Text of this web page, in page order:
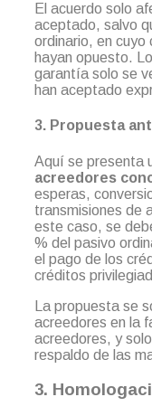
El acuerdo solo
aceptado, salvo
ordinario, en cuyo
hayan opuesto.
garantía solo se
han aceptado
3. Propuesta
Aquí se presenta
acreedores
esperas,
transmisiones de
este caso, se
% del pasivo
el pago de los
créditos
La propuesta se
acreedores en la
acreedores, y
respaldo de las
3.